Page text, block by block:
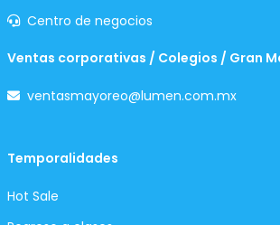
Centro de negocios
Ventas corporativas / Colegios / Gran
ventasmayoreo@lumen.com.mx
Temporalidades
Hot Sale